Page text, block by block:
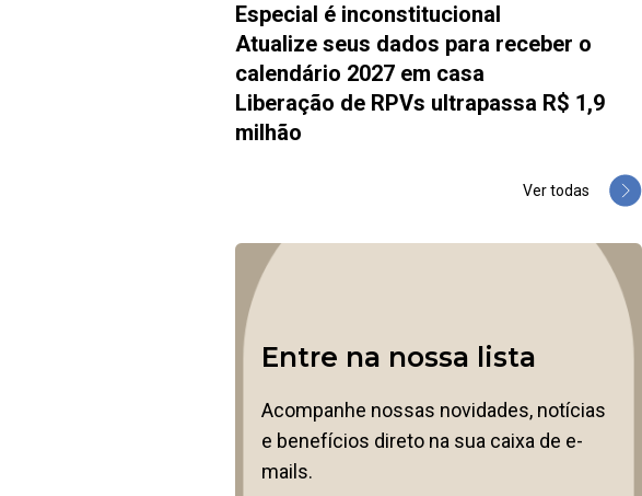
Especial é inconstitucional
Atualize seus dados para receber o
calendário 2027 em casa
Liberação de RPVs ultrapassa R$ 1,9
milhão
Ver todas
Entre na nossa lista
Acompanhe nossas novidades, notícias
e benefícios direto na sua caixa de e-
mails.